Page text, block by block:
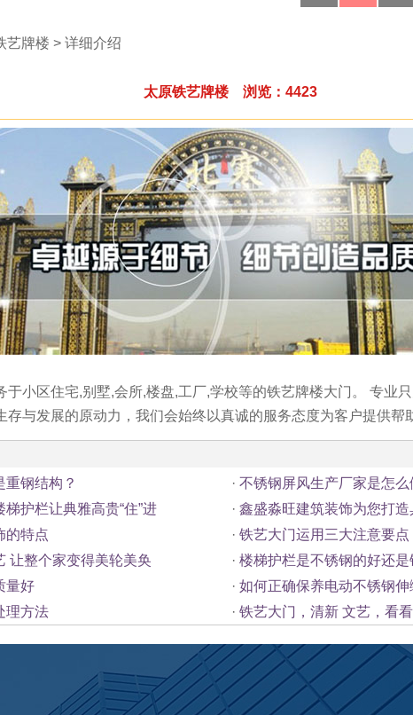
1 2 3
艺牌楼 > 详细介绍
太原铁艺牌楼 浏览：4423
于小区住宅,别墅,会所,楼盘,工厂,学校等的铁艺牌楼大门。 专业
存与发展的原动力，我们会始终以真诚的服务态度为客户提供帮
钢结构？ · 不锈钢屏风生产厂家是怎么
护栏让典雅高贵“住”进 · 鑫盛淼旺建筑装饰为您打
的特点 · 铁艺大门运用三大注意要点
让整个家变得美轮美奂 · 楼梯护栏是不锈钢的好还是
量好 · 如何正确保养电动不锈钢伸
理方法 · 铁艺大门，清新 文艺，看